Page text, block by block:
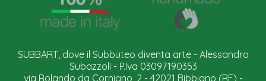
SUBBART, dove il Subbuteo diventa arte - Alessandro
Subazzoli - P.Iva 03097190353
via Rolando da Corniano, 2 - 42021 Bibbiano (RE) -